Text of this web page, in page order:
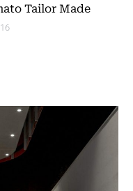
Tailor Made